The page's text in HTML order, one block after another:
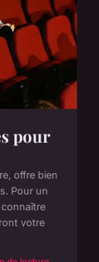
pour
offre bien
Pour un
votre